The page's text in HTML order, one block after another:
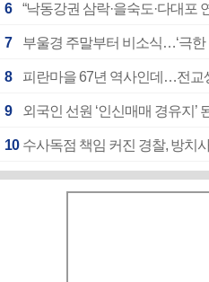
6 “낙동강권 삼락·을숙도·다대포
7 부울경 주말부터 비소식…‘극한
8 피란마을 67년 역사인데…전교
9 외국인 선원 ‘인신매매 경유지
10 수사독점 책임 커진 경찰, 방치